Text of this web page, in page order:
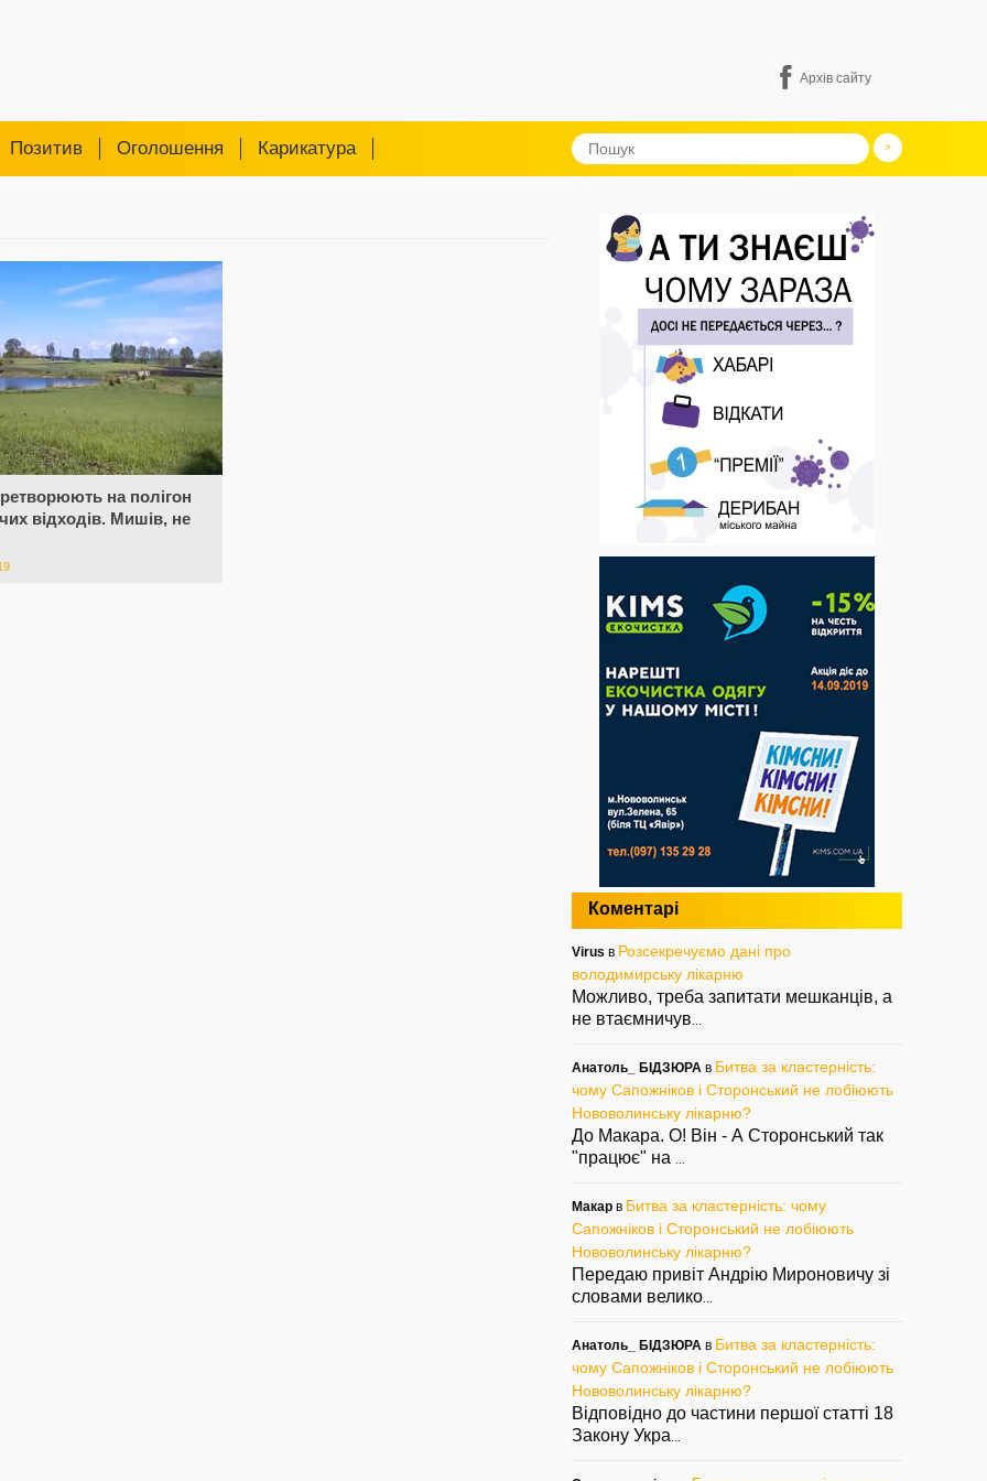
Архів сайту
Позитив Оголошення Карикатура
на полігон
відходів. Мишів, не
Коментарі
Virus в Розсекречуємо дані про
володимирську лікарню
Можливо, треба запитати мешканців, а
не втаємничув
Анатоль_ БІДЗЮРА в Битва за кластерність:
чому Сапожніков і Сторонський не лобіюють
Нововолинську лікарню?
До Макара. О! Він - А Сторонський так
"працює" на
Макар в Битва за кластерність: чому
Сапожніков і Сторонський не лобіюють
Нововолинську лікарню?
Передаю привіт Андрію Мироновичу зі
словами велико
Анатоль_ БІДЗЮРА в Битва за кластерність:
чому Сапожніков і Сторонський не лобіюють
Нововолинську лікарню?
Відповідно до частини першої статті 18
Закону Укра